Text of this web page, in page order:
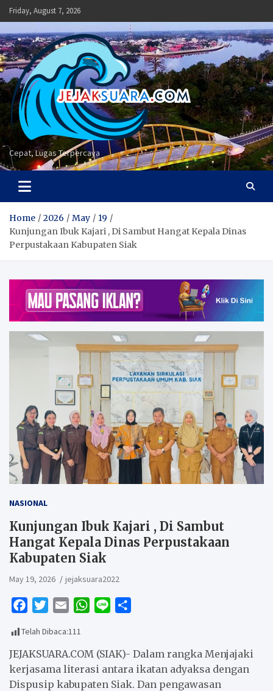
Skip
to
content
Friday, August 7, 2026
Cepat, Lugas Terpercaya
Home 2026 May
19
Kunjungan Ibuk Kajari , Di Sambut Hangat Kepala Dinas
Perpustakaan Kabupaten Siak
NASIONAL
Kunjungan Ibuk Kajari , Di Sambut
Hangat Kepala Dinas Perpustakaan
Kabupaten Siak
May 19, 2026 jejaksuara2022
c
e
b
o
i
t
t
e
a
i
l
W
t
s
A
e
r
e
Telah Dibaca:111
JEJAKSUARA.COM (SIAK)- Dalam rangka Menjajaki
kerjasama literasi antara ikatan adyaksa dengan
Dispusip kabupaten Siak. Dan pengawasan